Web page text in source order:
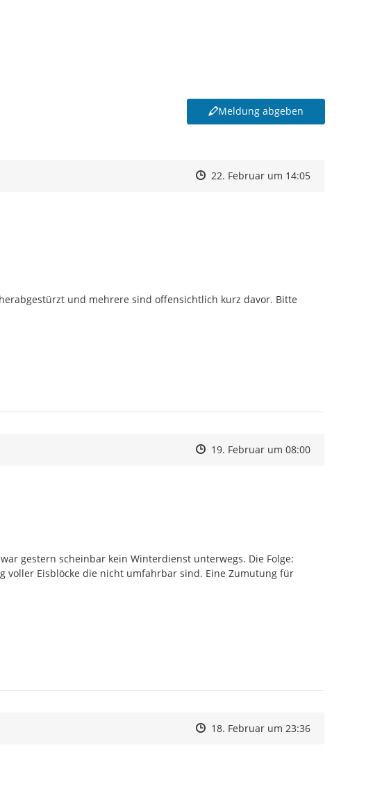
Meldung abgeben
Zeitpunkt des Erstellens
Zeitpunkt des Erstellens
22. Februar um 14:05Zur Äußerung
und mehrere sind offensichtlich kurz davor. Bitte
Zeitpunkt des Erstellens
Zeitpunkt des Erstellens
19. Februar um 08:00Zur Äußerung
gestern scheinbar kein Winterdienst unterwegs. Die Folge:
voller Eisblöcke die nicht umfahrbar sind. Eine Zumutung für
Zeitpunkt des Erstellens
Zeitpunkt des Erstellens
18. Februar um 23:36Zur Äußerung